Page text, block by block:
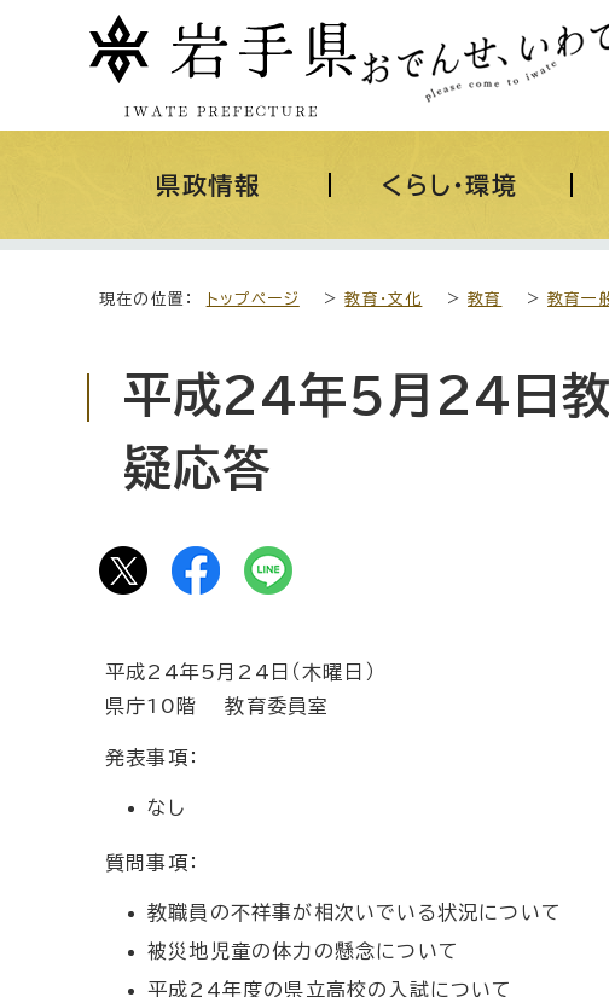
県政情報 くらし・環境
現在の位置： トップページ >教育・文化 >教育 >教育一
平成24年5月24日教
疑応答
平成24年5月24日（木曜日）
県庁10階 教育委員室
発表事項：
なし
質問事項：
教職員の不祥事が相次いでいる状況について
被災地児童の体力の懸念について
平成24年度の県立高校の入試について